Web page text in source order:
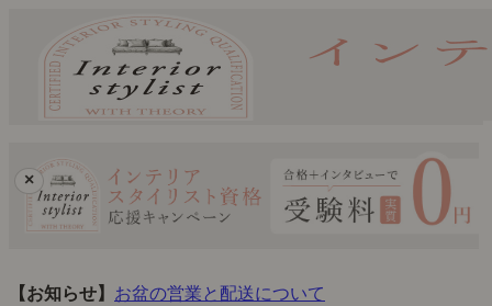
×
【お知らせ】 お盆の営業と配送について